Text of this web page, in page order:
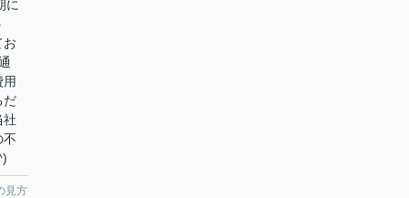
に
お
だ
社
不
見方